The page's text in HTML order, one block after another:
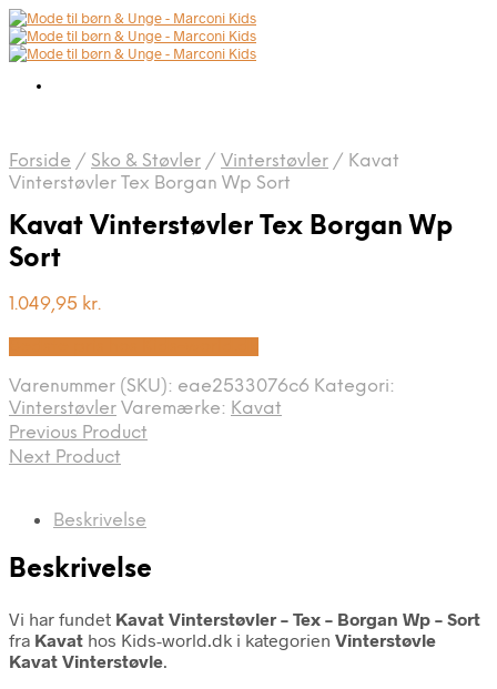
Forside / Sko & Støvler / Vinterstøvler / Kavat
Vinterstøvler Tex Borgan Wp Sort
Kavat Vinterstøvler Tex Borgan Wp
Sort
1.049,95 kr.
Varenummer (SKU): eae2533076c6 Kategori:
Vinterstøvler Varemærke: Kavat
Previous Product
Next Product
Beskrivelse
Beskrivelse
Vi har fundet Kavat Vinterstøvler – Tex – Borgan Wp – Sort
fra Kavat hos Kids-world.dk i kategorien Vinterstøvle
Kavat Vinterstøvle.